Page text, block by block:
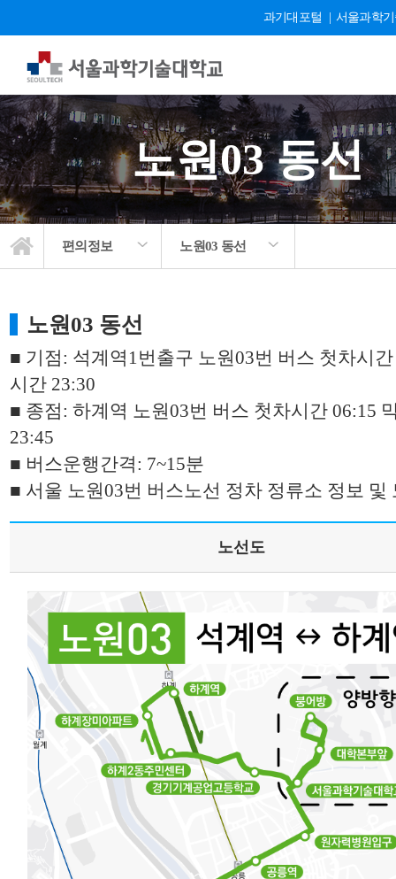
과기대포털 서울과학
노원03 동선
편의정보 노원03 동선
노원03 동선
■ 기점: 석계역1번출구 노원03번 버스 첫차시
시간 23:30
■ 종점: 하계역 노원03번 버스 첫차시간 06:15
23:45
■ 버스운행간격: 7~15분
■ 서울 노원03번 버스노선 정차 정류소 정보 및
노선도